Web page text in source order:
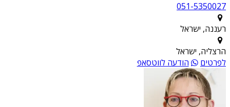
051-5350027
רעננה, ישראל
הרצליה, ישראל
לפרטים
הודעה לווטסאפ